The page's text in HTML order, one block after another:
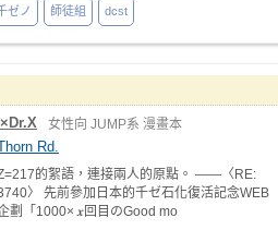
ゼノ 師徒組 dcst
女性向 JUMP系 漫畫本
Rd.
的絮語，連接兩人的原點。 ——〈RE:
〉 先前參加日本的千ゼ石化復活記念WEB
劃「1000× 𝒙回目のGood mo